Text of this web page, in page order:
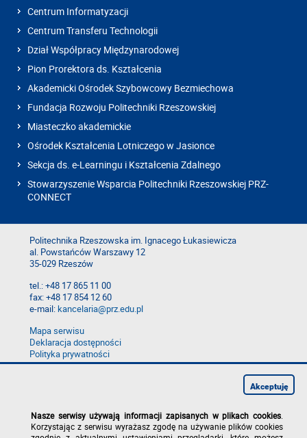
Centrum Informatyzacji
Centrum Transferu Technologii
Dział Współpracy Międzynarodowej
Pion Prorektora ds. Kształcenia
Akademicki Ośrodek Szybowcowy Bezmiechowa
Fundacja Rozwoju Politechniki Rzeszowskiej
Miasteczko akademickie
Ośrodek Kształcenia Lotniczego w Jasionce
Sekcja ds. e-Learningu i Kształcenia Zdalnego
Stowarzyszenie Wsparcia Politechniki Rzeszowskiej PRZ-
CONNECT
Politechnika Rzeszowska im. Ignacego Łukasiewicza
al. Powstańców Warszawy 12
35-029 Rzeszów
tel.: +48 17 865 11 00
fax: +48 17 854 12 60
e-mail:kancelaria@prz.edu.pl
Mapa serwisu
Deklaracja dostępności
Polityka prywatności
Zgłoś błąd na stronie
Nasze serwisy używają informacji zapisanych w plikach cookies
Korzystając z serwisu wyrażasz zgodę na używanie plików cookies
Akceptuję